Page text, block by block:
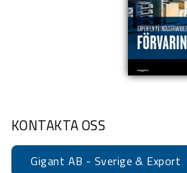
KONTAKTA OSS
Gigant AB - Sverige & Export